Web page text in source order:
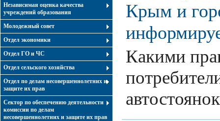
Независимая оценка качества
учреждений образования
Молодежный совет
Отдел экономики
Отдел ГО и ЧС
Отдел сельского хозяйства
Отдел по делам несовершеннолетних и
защите их прав
Сектор по обеспечению деятельности
комиссии по делам
несовершеннолетних и защите их прав
Крым и
Какими